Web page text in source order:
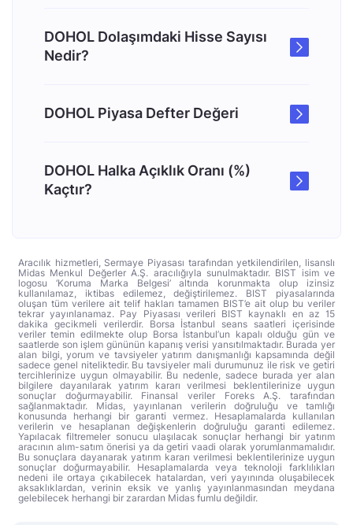
DOHOL Dolaşımdaki Hisse Sayısı
Nedir?
DOHOL Piyasa Defter Değeri
DOHOL Halka Açıklık Oranı (%)
Kaçtır?
Aracılık hizmetleri, Sermaye Piyasası tarafından yetkilendirilen, lisanslı
Midas Menkul Değerler A.Ş. aracılığıyla sunulmaktadır. BIST isim ve
logosu ‘Koruma Marka Belgesi’ altında korunmakta olup izinsiz
kullanılamaz, iktibas edilemez, değiştirilemez. BIST piyasalarında
oluşan tüm verilere ait telif hakları tamamen BIST’e ait olup bu veriler
tekrar yayınlanamaz. Pay Piyasası verileri BIST kaynaklı en az 15
dakika gecikmeli verilerdir. Borsa İstanbul seans saatleri içerisinde
veriler temin edilmekte olup Borsa İstanbul’un kapalı olduğu gün ve
saatlerde son işlem gününün kapanış verisi yansıtılmaktadır. Burada yer
alan bilgi, yorum ve tavsiyeler yatırım danışmanlığı kapsamında değil
sadece genel niteliktedir. Bu tavsiyeler mali durumunuz ile risk ve getiri
tercihlerinize uygun olmayabilir. Bu nedenle, sadece burada yer alan
bilgilere dayanılarak yatırım kararı verilmesi beklentilerinize uygun
sonuçlar doğurmayabilir. Finansal veriler Foreks A.Ş. tarafından
sağlanmaktadır. Midas, yayınlanan verilerin doğruluğu ve tamlığı
konusunda herhangi bir garanti vermez. Hesaplamalarda kullanılan
verilerin ve hesaplanan değişkenlerin doğruluğu garanti edilemez.
Yapılacak filtremeler sonucu ulaşılacak sonuçlar herhangi bir yatırım
aracının alım-satım önerisi ya da getiri vaadi olarak yorumlanmamalıdır.
Bu sonuçlara dayanarak yatırım kararı verilmesi beklentilerinize uygun
sonuçlar doğurmayabilir. Hesaplamalarda veya teknoloji farklılıkları
nedeni ile ortaya çıkabilecek hatalardan, veri yayınında oluşabilecek
aksaklıklardan, verinin eksik ve yanlış yayınlanmasından meydana
gelebilecek herhangi bir zarardan Midas fumlu değildir.